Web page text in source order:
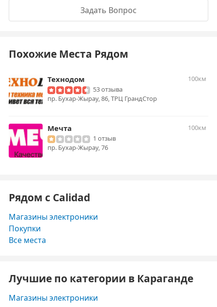
Задать Вопрос
Похожие Места Рядом
Технодом
100км
53 отзыва
пр. Бухар-Жырау, 86, ТРЦ ГрандСтор
Мечта
100км
1 отзыв
пр. Бухар-Жырау, 76
Рядом с Calidad
Магазины электроники
Покупки
Все места
Лучшие по категории в Караганде
Магазины электроники